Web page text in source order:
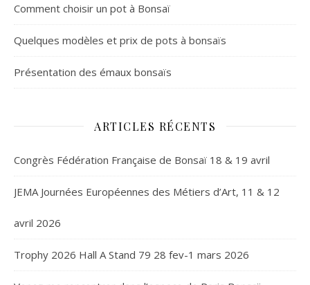
Comment choisir un pot à Bonsaï
Quelques modèles et prix de pots à bonsaïs
Présentation des émaux bonsaïs
ARTICLES RÉCENTS
Congrès Fédération Française de Bonsaï 18 & 19 avril
JEMA Journées Européennes des Métiers d’Art, 11 & 12
avril 2026
Trophy 2026 Hall A Stand 79 28 fev-1 mars 2026